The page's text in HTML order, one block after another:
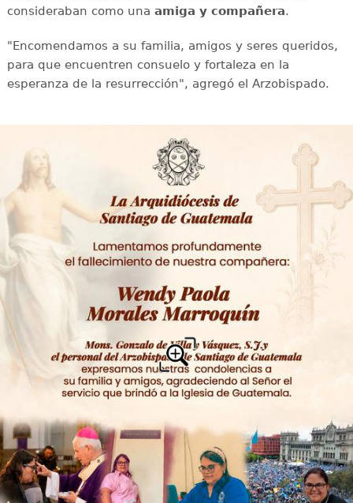
consideraban como una amiga y compañera.
"Encomendamos a su familia, amigos y seres queridos,
para que encuentren consuelo y fortaleza en la
esperanza de la resurrección", agregó el Arzobispado.